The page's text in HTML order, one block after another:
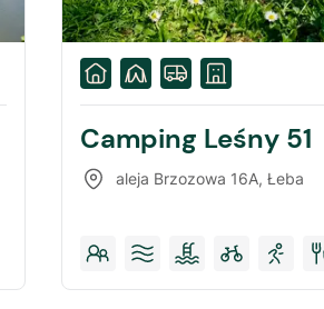
Camping Leśny 51
aleja Brzozowa 16A, Łeba